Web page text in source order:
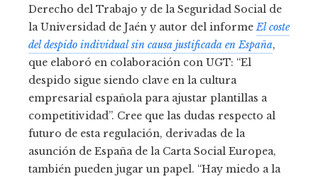
Derecho del Trabajo y de la Seguridad Social de
la Universidad de Jaén y autor del informeEl coste
del despido individual sin causa justificada en España,
que elaboró en colaboración con UGT: “El
despido sigue siendo clave en la cultura
empresarial española para ajustar plantillas a
competitividad”. Cree que las dudas respecto al
futuro de esta regulación, derivadas de la
asunción de España de la Carta Social Europea,
también pueden jugar un papel. “Hay miedo a la